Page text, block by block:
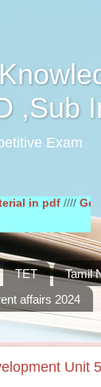
,Sub
Exam
//// General
TET Tamil
affairs 2024
Unit 5